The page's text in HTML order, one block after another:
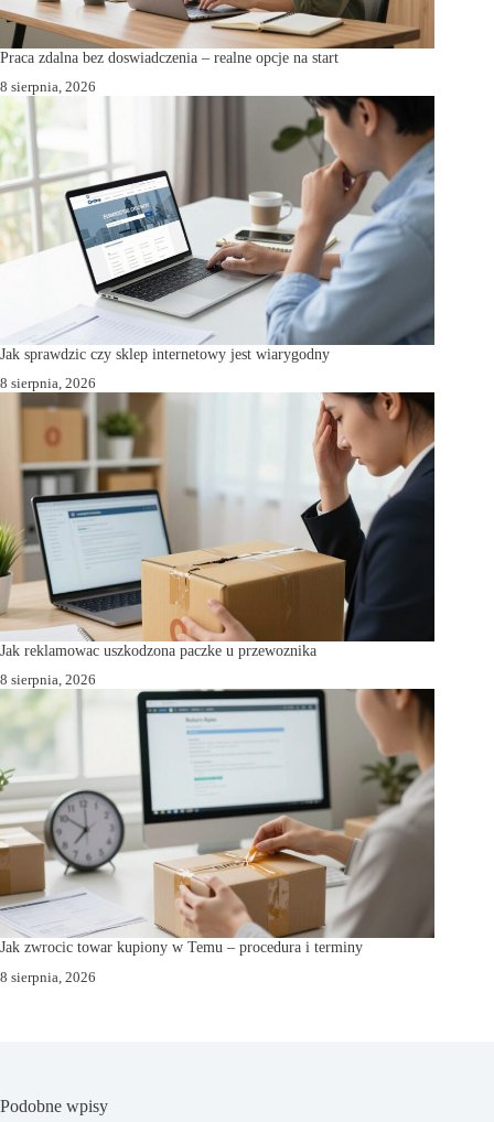
Praca zdalna bez doswiadczenia – realne opcje na start
8 sierpnia, 2026
Jak sprawdzic czy sklep internetowy jest wiarygodny
8 sierpnia, 2026
Jak reklamowac uszkodzona paczke u przewoznika
8 sierpnia, 2026
Jak zwrocic towar kupiony w Temu – procedura i terminy
8 sierpnia, 2026
Podobne wpisy